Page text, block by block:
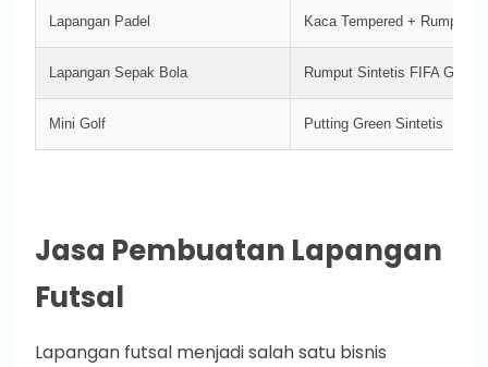
Lapangan Padel Kaca Tempered + Rumput
Lapangan Sepak Bola Rumput Sintetis FIFA Grade
Mini Golf Putting Green Sintetis
Jasa Pembuatan Lapangan
Futsal
Lapangan futsal menjadi salah satu bisnis